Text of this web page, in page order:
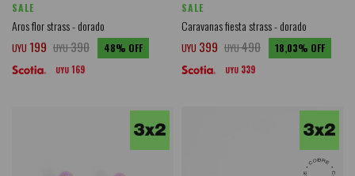
SALE
Aros flor strass - dorado
UYU 199 UYU390 48
UYU 169
SALE
Caravanas fiesta strass - dorado
UYU 399 UYU490 18,03
UYU 339